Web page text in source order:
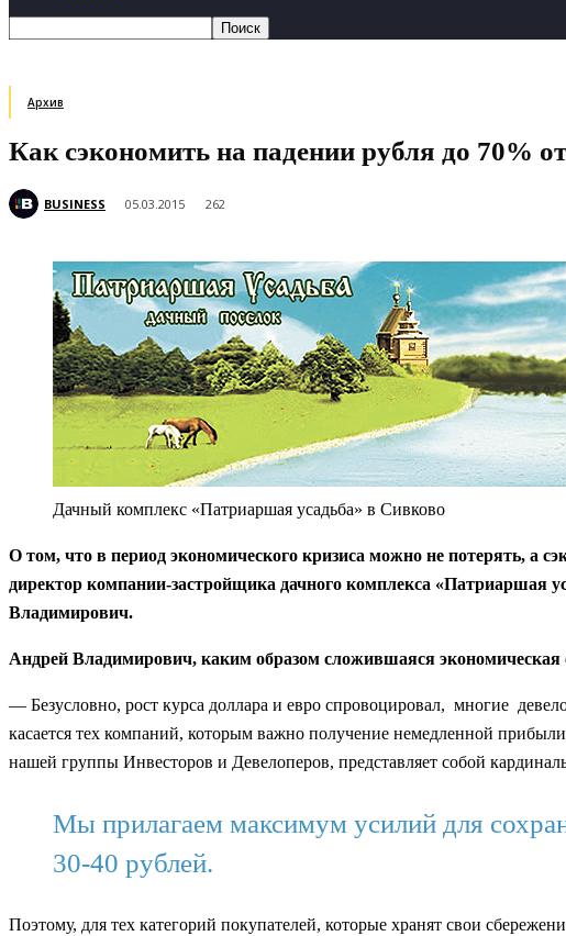
Архив
Как сэкономить на падении рубля до 70%
BUSINESS 05.03.2015 262
Дачный комплекс «Патриаршая усадьба» в Сивково
О том, что в период экономического кризиса можно не потерять, а
директор компании-застройщика дачного комплекса «Патриаршая
Владимирович.
Андрей Владимирович, каким образом сложившаяся экономическая
— Безусловно, рост курса доллара и евро спровоцировал, многие
касается тех компаний, которым важно получение немедленной
нашей группы Инвесторов и Девелоперов, представляет собой
Мы прилагаем максимум усилий для
30-40 рублей.
Поэтому, для тех категорий покупателей, которые хранят свои